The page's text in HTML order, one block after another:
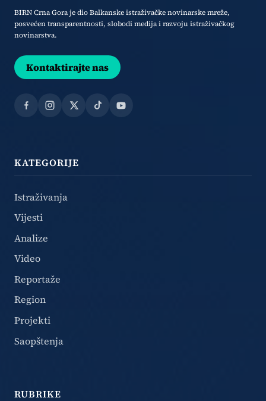
BIRN Crna Gora je dio Balkanske istraživačke novinarske mreže,
posvećen transparentnosti, slobodi medija i razvoju istraživačkog
novinarstva.
Kontaktirajte nas
Facebook
Instagram
X TikTokYouTube
KATEGORIJE
Istraživanja
Vijesti
Analize
Video
Reportaže
Region
Projekti
Saopštenja
RUBRIKE